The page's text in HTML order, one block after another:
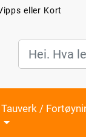
eller Kort
Tauverk /